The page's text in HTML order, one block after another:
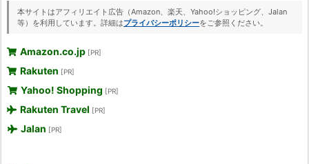
本サイトはアフィリエイト広告（Amazon、楽天、Yahoo!ショッピング、Jalan
等）を利用しています。詳細はプライバシーポリシーをご参照ください。
Amazon.co.jp [PR]
Rakuten [PR]
Yahoo! Shopping [PR]
Rakuten Travel [PR]
Jalan [PR]